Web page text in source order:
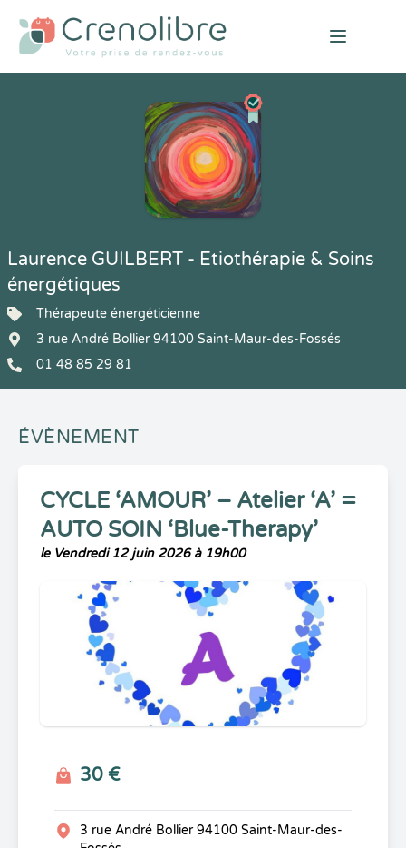
Open
Laurence GUILBERT - Etiothérapie & Soins
énergétiques
Thérapeute énergéticienne
3 rue André Bollier 94100 Saint-Maur-des-Fossés
01 48 85 29 81
ÉVÈNEMENT
CYCLE ‘AMOUR’ – Atelier ‘A’ =
AUTO SOIN ‘Blue-Therapy’
le Vendredi 12 juin 2026 à 19h00
30 €
3 rue André Bollier 94100 Saint-Maur-des-